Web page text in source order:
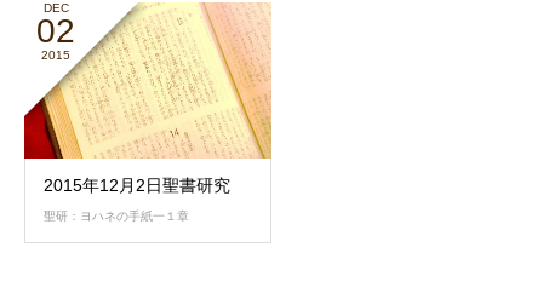
DEC
02
2015
2015年12月2日聖書研究
聖研：ヨハネの手紙一１章